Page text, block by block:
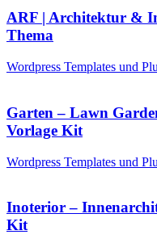
ARF | Architektur &
Thema
Wordpress Templates und
Garten – Lawn
Vorlage Kit
Wordpress Templates und
Inoterior –
Kit